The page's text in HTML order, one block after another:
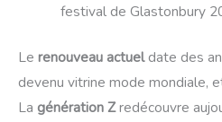
festival de Glastonbury
Le renouveau actueldate des
devenu vitrine mode mondiale,
La génération Zredécouvre